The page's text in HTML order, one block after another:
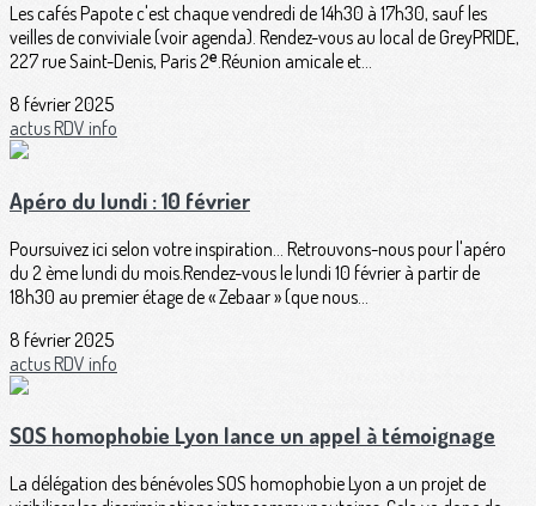
Les cafés Papote c'est chaque vendredi de 14h30 à 17h30, sauf les
veilles de conviviale (voir agenda). Rendez-vous au local de GreyPRIDE,
227 rue Saint-Denis, Paris 2ᵉ.Réunion amicale et...
8 février 2025
actusRDV info
Apéro du lundi : 10 février
Poursuivez ici selon votre inspiration... Retrouvons-nous pour l'apéro
du 2 ème lundi du mois.Rendez-vous le lundi 10 février à partir de
18h30 au premier étage de « Zebaar » (que nous...
8 février 2025
actusRDV info
SOS homophobie Lyon lance un appel à témoignage
La délégation des bénévoles SOS homophobie Lyon a un projet de